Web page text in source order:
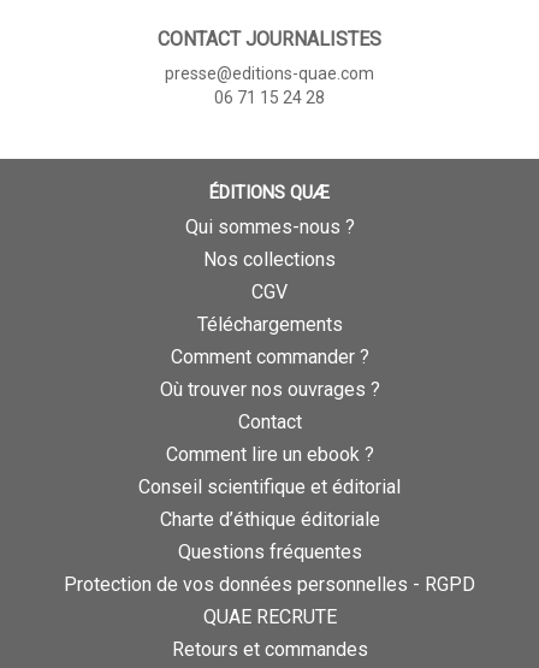
CONTACT JOURNALISTES
presse@editions-quae.com
06 71 15 24 28
ÉDITIONS QUÆ
Qui sommes-nous ?
Nos collections
CGV
Téléchargements
Comment commander ?
Où trouver nos ouvrages ?
Contact
Comment lire un ebook ?
Conseil scientifique et éditorial
Charte d’éthique éditoriale
Questions fréquentes
Protection de vos données personnelles - RGPD
QUAE RECRUTE
Retours et commandes